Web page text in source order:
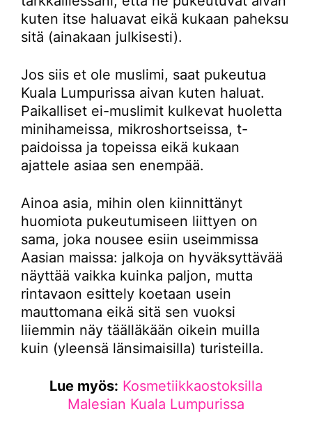
kuten itse haluavat eikä kukaan paheksu
sitä (ainakaan julkisesti).
Jos siis et ole muslimi, saat pukeutua
Kuala Lumpurissa aivan kuten haluat.
Paikalliset ei-muslimit kulkevat huoletta
minihameissa, mikroshortseissa, t-
paidoissa ja topeissa eikä kukaan
ajattele asiaa sen enempää.
Ainoa asia, mihin olen kiinnittänyt
huomiota pukeutumiseen liittyen on
sama, joka nousee esiin useimmissa
Aasian maissa: jalkoja on hyväksyttävää
näyttää vaikka kuinka paljon, mutta
rintavaon esittely koetaan usein
mauttomana eikä sitä sen vuoksi
liiemmin näy täälläkään oikein muilla
kuin (yleensä länsimaisilla) turisteilla.
Lue myös: Kosmetiikkaostoksilla
Malesian Kuala Lumpurissa